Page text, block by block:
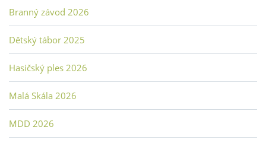
Branný závod 2026
Dětský tábor 2025
Hasičský ples 2026
Malá Skála 2026
MDD 2026